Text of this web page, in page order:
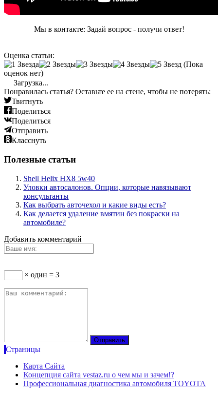
Мы в контакте: Задай вопрос - получи ответ!
Оценка статьи:
(Пока
оценок нет)
Загрузка...
Понравилась статья? Оставьте ее на стене, чтобы не потерять:
Твитнуть
Поделиться
Поделиться
Отправить
Класснуть
Полезные статьи
Shell Helix HX8 5w40
Уловки автосалонов. Опции, которые навязывают
консультанты
Как выбрать авточехол и какие виды есть?
Как делается удаление вмятин без покраски на
автомобиле?
Добавить комментарий
× один = 3
Страницы
Карта Сайта
Концепция сайта vestaz.ru о чем мы и зачем!?
Профессиональная диагностика автомобиля TOYOTA